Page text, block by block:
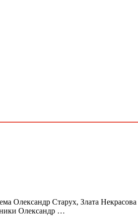
Олександр Старух, Злата
Олександр …